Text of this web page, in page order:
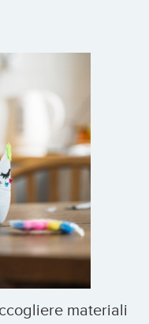
materiali